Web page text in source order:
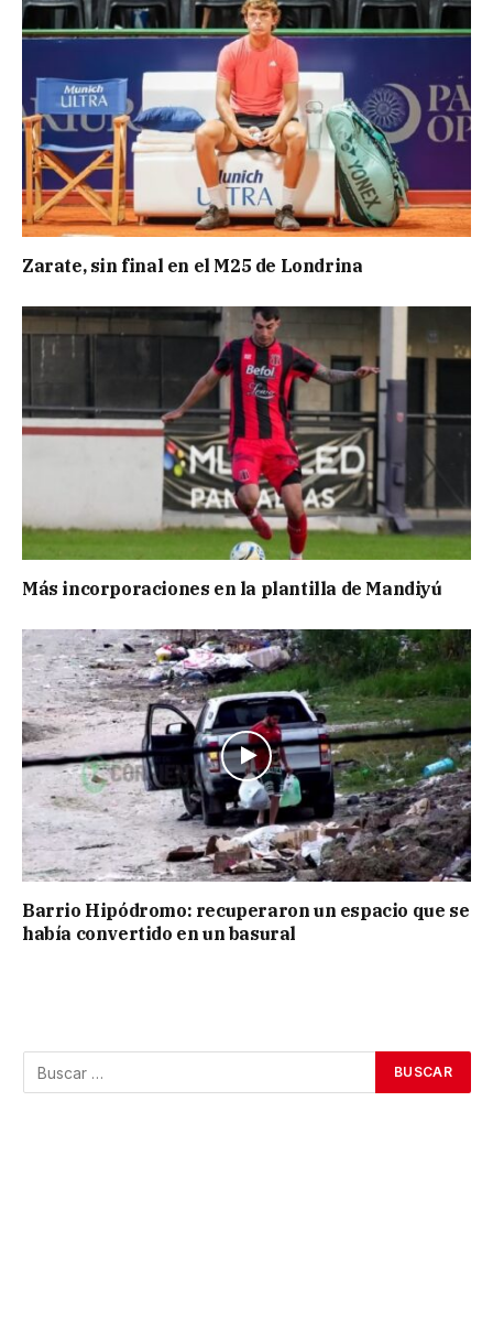
Zarate, sin final en el M25 de Londrina
Más incorporaciones en la plantilla de Mandiyú
Barrio Hipódromo: recuperaron un espacio que se
había convertido en un basural